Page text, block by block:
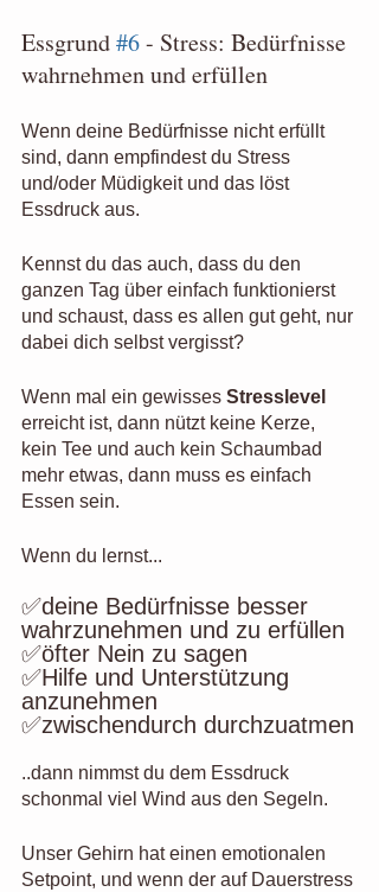
Essgrund #6 - Stress: Bedürfnisse
wahrnehmen und erfüllen
Wenn deine Bedürfnisse nicht erfüllt
sind, dann empfindest du Stress
und/oder Müdigkeit und das löst
Essdruck aus.
Kennst du das auch, dass du den
ganzen Tag über einfach funktionierst
und schaust, dass es allen gut geht, nur
dabei dich selbst vergisst?
Wenn mal ein gewisses Stresslevel
erreicht ist, dann nützt keine Kerze,
kein Tee und auch kein Schaumbad
mehr etwas, dann muss es einfach
Essen sein.
Wenn du lernst...
✅deine Bedürfnisse besser
wahrzunehmen und zu erfüllen
✅öfter Nein zu sagen
✅Hilfe und Unterstützung
anzunehmen
✅zwischendurch durchzuatmen
..dann nimmst du dem Essdruck
schonmal viel Wind aus den Segeln.
Unser Gehirn hat einen emotionalen
Setpoint, und wenn der auf Dauerstress